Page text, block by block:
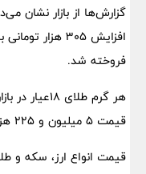
گزارش‌ها از بازار نشان
فروخته شد.
قیمت ۵ میلیون و ۲۲۵ هزار تومان به فروش رفت.